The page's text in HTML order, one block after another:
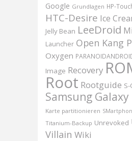
Google Grundlagen HP-
HTC-Desire Ice
Jelly Bean LeeDroid
Launcher Open Kang
Oxygen
Image Recovery
Root Rootguide
Samsung
Karte partitionieren
Titanium-Backup Unrevoked
Villain Wiki